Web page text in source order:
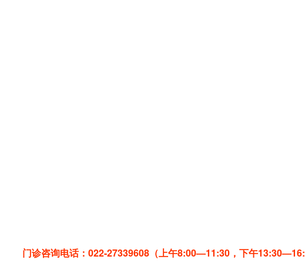
门诊咨询电话：022-27339608（上午8:00—11:30，下午